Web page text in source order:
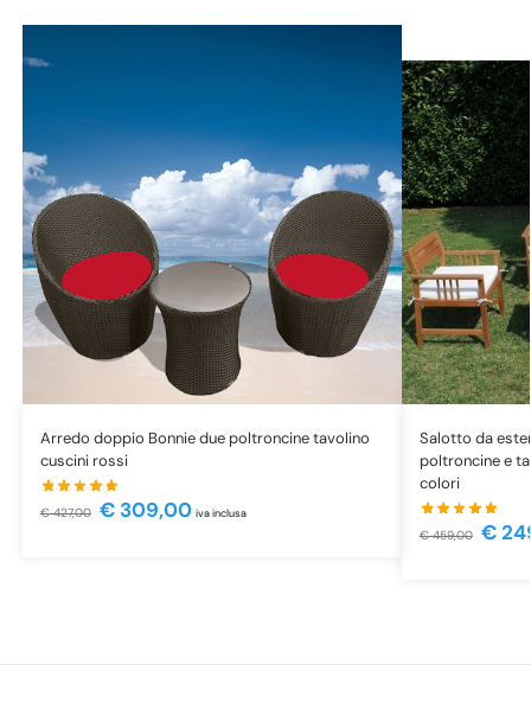
Arredo doppio Bonnie due poltroncine tavolino
cuscini rossi
€427,00 €309,00 iva inclusa
Salotto da
poltroncine e
colori
€459,00 €